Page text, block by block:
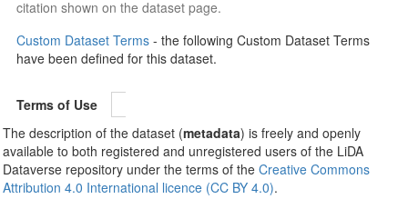
citation shown on the dataset page.
Custom Dataset Terms - the following Custom Dataset Terms
have been defined for this dataset.
Terms of Use
The description of the dataset (metadata) is freely and openly
available to both registered and unregistered users of the LiDA
Dataverse repository under the terms of the Creative Commons
Attribution 4.0 International licence (CC BY 4.0).